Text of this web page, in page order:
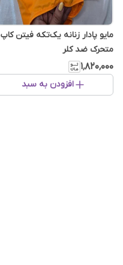
مایو پادار زنانه یک‌تکه فیتن کاپ
متحرک ضد کلر
۱٬۸۲۰٬۰۰۰
افزودن به سبد